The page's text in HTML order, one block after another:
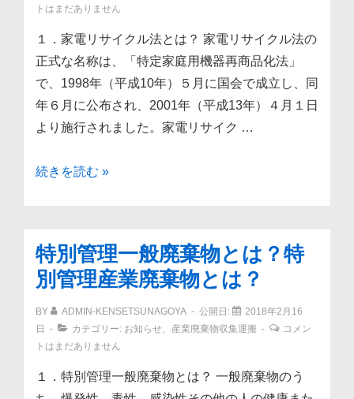
トはまだありません
１．家電リサイクル法とは？ 家電リサイクル法の
正式な名称は、「特定家庭用機器再商品化法」
で、1998年（平成10年）５月に国会で成立し、同
年６月に公布され、2001年（平成13年）４月１日
より施行されました。家電リサイク …
家
イ
ク
法
家
電
４
続きを読む »
特別管理一般廃棄物とは？特
別管理産業廃棄物とは？
BY ADMIN-KENSETSUNAGOYA 公開日:
2018年2月16
日
カテゴリー: お知らせ、 産業廃棄物収集運搬
コメン
トはまだありません
１．特別管理一般廃棄物とは？ 一般廃棄物のう